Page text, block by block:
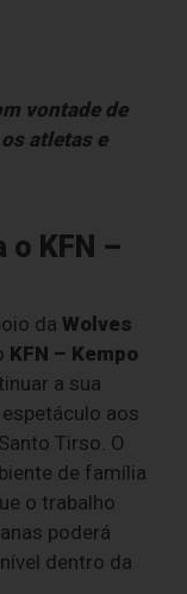
vontade de
atletas e
o KFN –
daWolves
KFN – Kempo
a sua
aos
Tirso. O
de família
o trabalho
poderá
dentro da